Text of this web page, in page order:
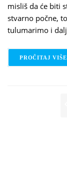
misliš da će biti
stvarno počne,
tulumarimo i
PROČITAJ VIŠE